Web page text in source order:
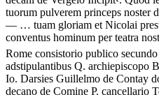
tuorum pulverem princeps noster
— … tuam gloriam et Nicolai
conventus hominum per teatra
Rome consistorio publico
adstipulantibus Q. archiepiscopo
Io. Darsies Guillelmo de Contay
decano de Comine P. cancellario